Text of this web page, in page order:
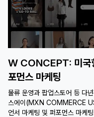
W CONCEPT: 미국
포먼스 마케팅
물류 운영과 팝업스토어 등 다
스에이(MXN COMMERCE
언서 마케팅 및 퍼포먼스 마케